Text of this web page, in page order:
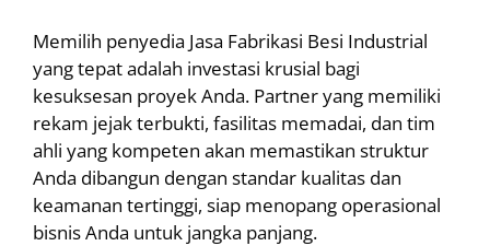
Memilih penyedia Jasa Fabrikasi Besi Industrial
yang tepat adalah investasi krusial bagi
kesuksesan proyek Anda. Partner yang memiliki
rekam jejak terbukti, fasilitas memadai, dan tim
ahli yang kompeten akan memastikan struktur
Anda dibangun dengan standar kualitas dan
keamanan tertinggi, siap menopang operasional
bisnis Anda untuk jangka panjang.